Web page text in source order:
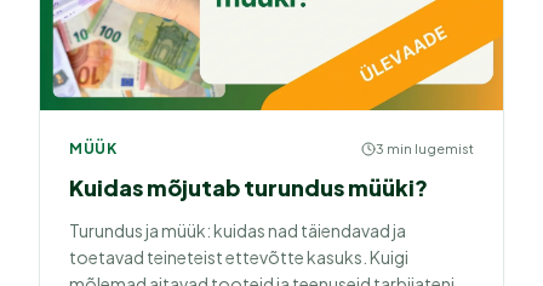
MÜÜK 3 min lugemist
Kuidas mõjutab turundus müüki?
Turundus ja müük: kuidas nad täiendavad ja
toetavad teineteist ettevõtte kasuks. Kuigi